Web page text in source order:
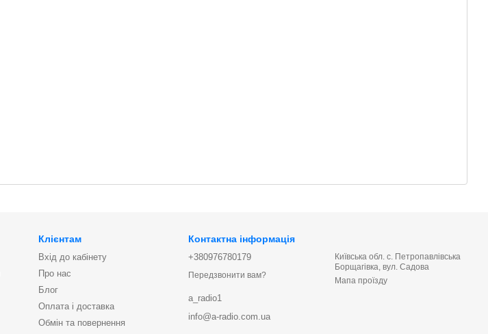
Клієнтам
Вхід до кабінету
Про нас
Блог
Оплата і доставка
Обмін та повернення
Контактна інформація
+380976780179
Передзвонити вам?
a_radio1
info@a-radio.com.ua
Київська обл. с. Петропавлівська
Борщагівка, вул. Садова
Мапа проїзду